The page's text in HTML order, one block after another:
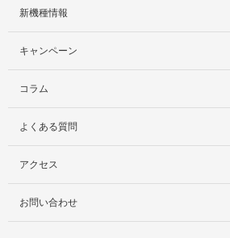
料金プラン
レンタルルームプラン
お手軽検証パック
新機種情報
キャンペーン
コラム
よくある質問
アクセス
お問い合わせ